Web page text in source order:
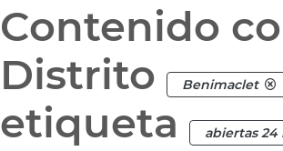
Contenido
Distrito
Benimaclet
etiqueta
abiertas 24